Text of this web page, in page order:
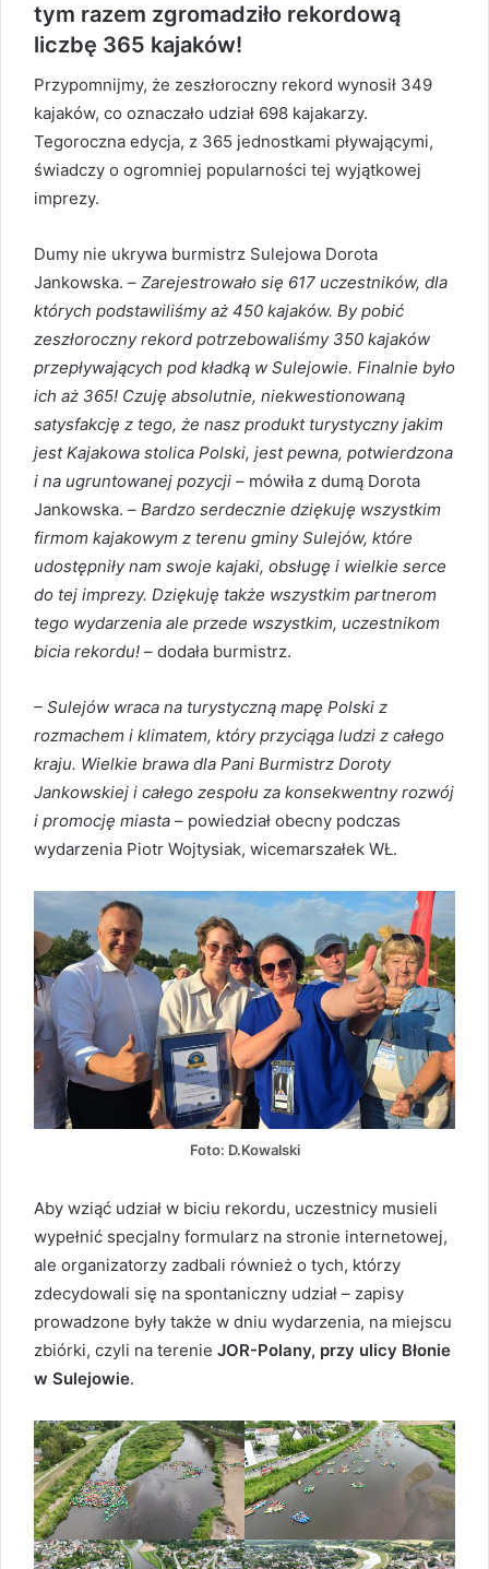
tym razem zgromadziło rekordową
liczbę 365 kajaków!
Przypomnijmy, że zeszłoroczny rekord wynosił 349
kajaków, co oznaczało udział 698 kajakarzy.
Tegoroczna edycja, z 365 jednostkami pływającymi,
świadczy o ogromniej popularności tej wyjątkowej
imprezy.
Dumy nie ukrywa burmistrz Sulejowa Dorota
Jankowska. – Zarejestrowało się 617 uczestników, dla
których podstawiliśmy aż 450 kajaków. By pobić
zeszłoroczny rekord potrzebowaliśmy 350 kajaków
przepływających pod kładką w Sulejowie. Finalnie było
ich aż 365! Czuję absolutnie, niekwestionowaną
satysfakcję z tego, że nasz produkt turystyczny jakim
jest Kajakowa stolica Polski, jest pewna, potwierdzona
i na ugruntowanej pozycji – mówiła z dumą Dorota
Jankowska. – Bardzo serdecznie dziękuję wszystkim
firmom kajakowym z terenu gminy Sulejów, które
udostępniły nam swoje kajaki, obsługę i wielkie serce
do tej imprezy. Dziękuję także wszystkim partnerom
tego wydarzenia ale przede wszystkim, uczestnikom
bicia rekordu! – dodała burmistrz.
– Sulejów wraca na turystyczną mapę Polski z
rozmachem i klimatem, który przyciąga ludzi z całego
kraju. Wielkie brawa dla Pani Burmistrz Doroty
Jankowskiej i całego zespołu za konsekwentny rozwój
i promocję miasta – powiedział obecny podczas
wydarzenia Piotr Wojtysiak, wicemarszałek WŁ.
Foto: D.Kowalski
Aby wziąć udział w biciu rekordu, uczestnicy musieli
wypełnić specjalny formularz na stronie internetowej,
ale organizatorzy zadbali również o tych, którzy
zdecydowali się na spontaniczny udział – zapisy
prowadzone były także w dniu wydarzenia, na miejscu
zbiórki, czyli na terenie JOR-Polany, przy ulicy Błonie
w Sulejowie.